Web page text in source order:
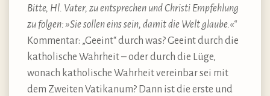
Bitte, Hl. Vater, zu entsprechen und Christi Empfehlung
zu folgen: »Sie sollen eins sein, damit die Welt glaube.«“
Kommentar: „Geeint“ durch was? Geeint durch die
katholische Wahrheit – oder durch die Lüge,
wonach katholische Wahrheit vereinbar sei mit
dem Zweiten Vatikanum? Dann ist die erste und